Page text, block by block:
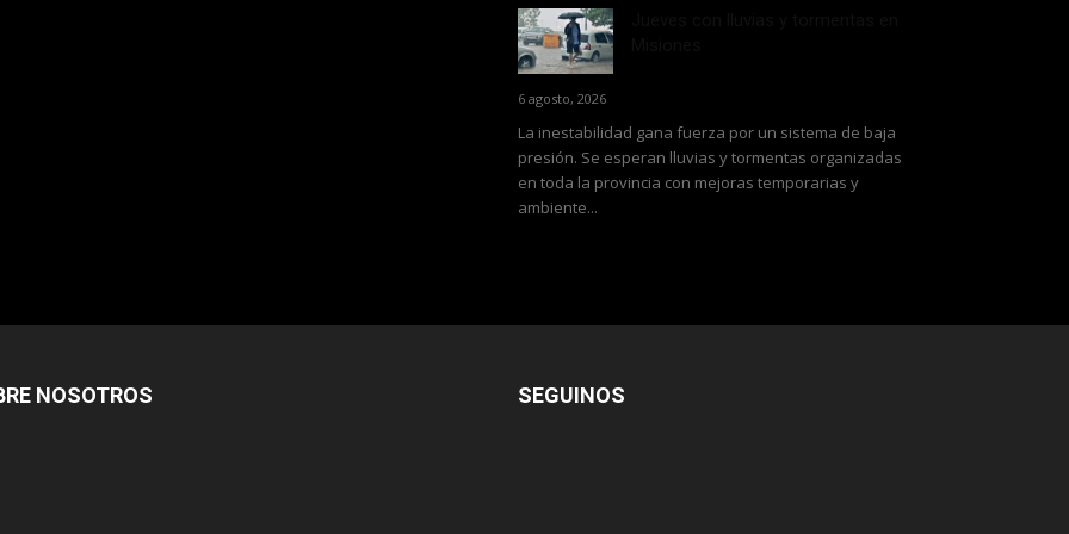
6 agosto, 2026
La inestabilidad gana fuerza por un sistema de baja
presión. Se esperan lluvias y tormentas organizadas
en toda la provincia con mejoras temporarias y
ambiente...
NOSOTROS SEGUINOS